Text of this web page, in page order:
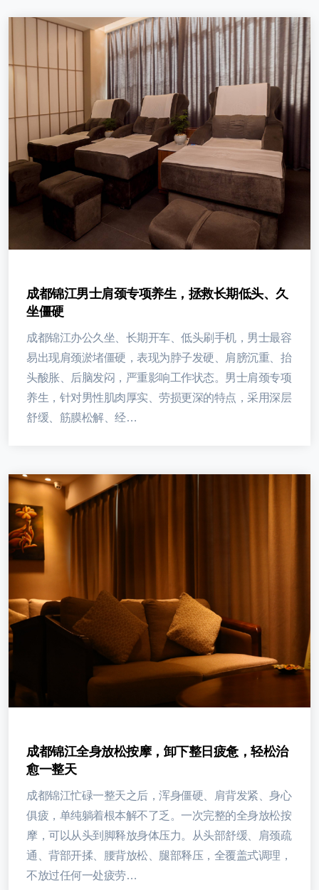
成都锦江男士肩颈专项养生，拯救长期低头、久
坐僵硬
成都锦江办公久坐、长期开车、低头刷手机，男士最容
易出现肩颈淤堵僵硬，表现为脖子发硬、肩膀沉重、抬
头酸胀、后脑发闷，严重影响工作状态。男士肩颈专项
养生，针对男性肌肉厚实、劳损更深的特点，采用深层
舒缓、筋膜松解、经…
成都锦江全身放松按摩，卸下整日疲惫，轻松治
愈一整天
成都锦江忙碌一整天之后，浑身僵硬、肩背发紧、身心
俱疲，单纯躺着根本解不了乏。一次完整的全身放松按
摩，可以从头到脚释放身体压力。从头部舒缓、肩颈疏
通、背部开揉、腰背放松、腿部释压，全覆盖式调理，
不放过任何一处疲劳…